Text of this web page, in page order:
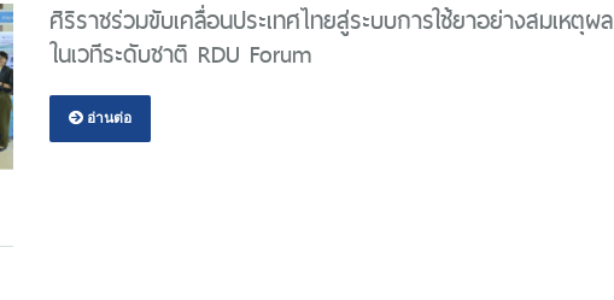
ศิริราชร่วมขับเคลื่อนประเทศไทยสู่ระบบการใช้ยาอย่างสมเหตุผล
ในเวทีระดับชาติ RDU Forum
อ่านต่อ